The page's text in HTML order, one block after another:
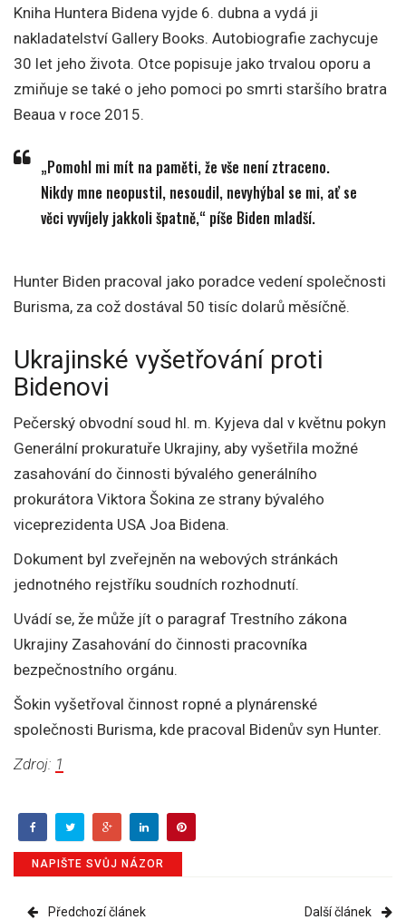
Kniha Huntera Bidena vyjde 6. dubna a vydá ji
nakladatelství Gallery Books. Autobiografie zachycuje
30 let jeho života. Otce popisuje jako trvalou oporu a
zmiňuje se také o jeho pomoci po smrti staršího bratra
Beaua v roce 2015.
„Pomohl mi mít na paměti, že vše není ztraceno.
Nikdy mne neopustil, nesoudil, nevyhýbal se mi, ať se
věci vyvíjely jakkoli špatně,“ píše Biden mladší.
Hunter Biden pracoval jako poradce vedení společnosti
Burisma, za což dostával 50 tisíc dolarů měsíčně.
Ukrajinské vyšetřování proti
Bidenovi
Pečerský obvodní soud hl. m. Kyjeva dal v květnu pokyn
Generální prokuratuře Ukrajiny, aby vyšetřila možné
zasahování do činnosti bývalého generálního
prokurátora Viktora Šokina ze strany bývalého
viceprezidenta USA Joa Bidena.
Dokument byl zveřejněn na webových stránkách
jednotného rejstříku soudních rozhodnutí.
Uvádí se, že může jít o paragraf Trestního zákona
Ukrajiny Zasahování do činnosti pracovníka
bezpečnostního orgánu.
Šokin vyšetřoval činnost ropné a plynárenské
společnosti Burisma, kde pracoval Bidenův syn Hunter.
Zdroj: 1
NAPIŠTE SVŮJ NÁZOR
Předchozí článek Další článek